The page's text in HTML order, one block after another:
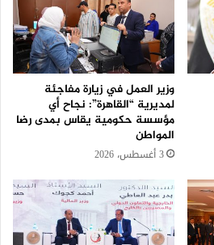
وزير العمل في زيارة مفاجئة
لمديرية “القاهرة”: نجاح أي
مؤسسة حكومية يقاس بمدى رضا
المواطن
3 أغسطس، 2026